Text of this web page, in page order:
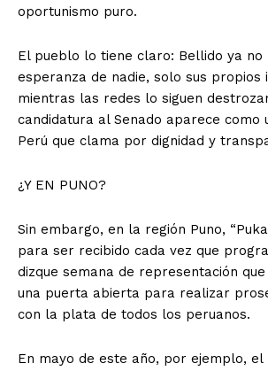
oportunismo puro.
El pueblo lo tiene claro: Bellido ya
esperanza de nadie, solo sus propios
mientras las redes lo siguen
candidatura al Senado aparece como
Perú que clama por dignidad y
¿Y EN PUNO?
Sin embargo, en la región Puno,
para ser recibido cada vez que
dizque semana de representación
una puerta abierta para realizar
con la plata de todos los peruanos.
En mayo de este año, por ejemplo,